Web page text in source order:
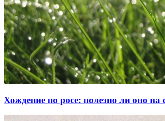
Хождение по росе: полезно ли оно на